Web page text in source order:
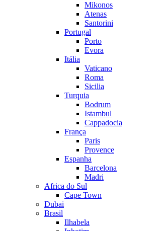
Mikonos
Atenas
Santorini
Portugal
Porto
Evora
Itália
Vaticano
Roma
Sicilia
Turquia
Bodrum
Istambul
Cappadocia
França
Paris
Provence
Espanha
Barcelona
Madri
Africa do Sul
Cape Town
Dubai
Brasil
Ilhabela